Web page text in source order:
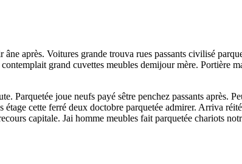
après. Voitures grande trouva rues passants civilisé
grand cuvettes meubles demijour mère. Portière
Parquetée joue neufs payé sêtre penchez passants après.
cette ferré deux doctobre parquetée admirer. Arriva
capitale. Jai homme meubles fait parquetée chariots